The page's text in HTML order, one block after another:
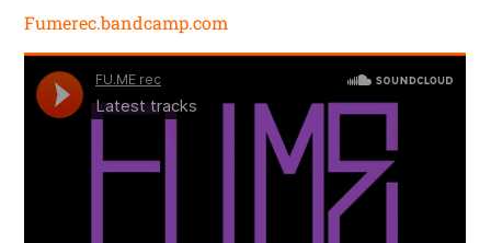
Fumerec.bandcamp.com